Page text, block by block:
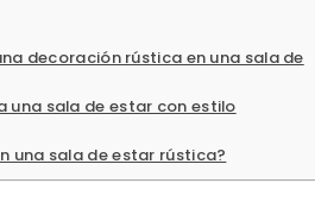
decoración rústica en una sala de
una sala de estar con estilo
una sala de estar rústica?